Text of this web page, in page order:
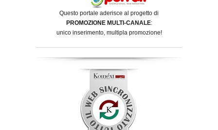
Questo portale aderisce al progetto di
PROMOZIONE MULTI-CANALE:
unico inserimento, multipla promozione!